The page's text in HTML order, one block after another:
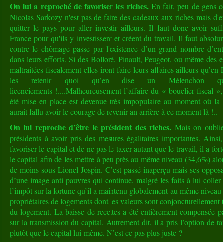
On lui a reproché de favoriser les riches.En fait, peu de gens
Nicolas Sarkozy n'est pas de faire des cadeaux aux riches mais
quitter le pays pour aller investir ailleurs. Il faut donc avoir
France pour qu'ils y investissent et créent du travail. Il faut
contre le chômage passe par l'existence d’un grand nombre
dans leurs efforts. Si des Bolloré, Pinault, Peugeot, ou même des
maltraitées fiscalement elles iront faire leurs affaires ailleurs qu’en
les retenir quoi qu’en dise un Mélenchon
licenciements !....Malheureusement l’affaire du « bouclier fiscal
été mise en place est devenue très impopulaire au moment où
aurait fallu avoir le courage de revenir an arrière à ce moment là !..
On lui reproche d’être le président des riches. Mais on
présidents à avoir pris des mesures égalitaires importantes.
favoriser le capital et de ne pas le taxer autant que le travail, il a
le capital afin de les mettre à peu près au même niveau (34,6%)
de moins sous Lionel Jospin. C’est passé inaperçu mais ses
d’une image anti pauvres qui continue, malgré les faits à lui
l’impôt sur la fortune qu’il a maintenu globalement au même
propriétaires de logements dont les valeurs sont conjoncturellement
du logement. La baisse de recettes a été entièrement compensée
sur la transmission du capital. Autrement dit, il a pris l’option de
plutôt que le capital lui-même. N’est ce pas plus juste ?